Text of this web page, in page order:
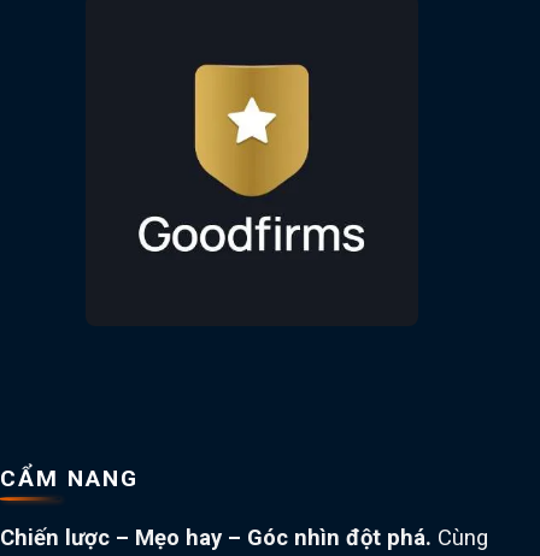
CẨM NANG
Chiến lược – Mẹo hay – Góc nhìn đột phá. Cùng